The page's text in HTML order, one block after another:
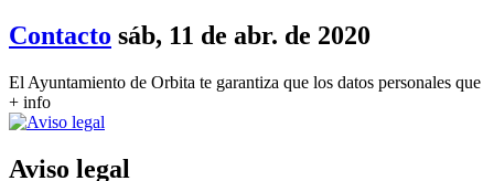
Contacto sáb, 11 de abr. de 2020
El Ayuntamiento de Orbita te garantiza que los datos personales
+ info
Aviso legal